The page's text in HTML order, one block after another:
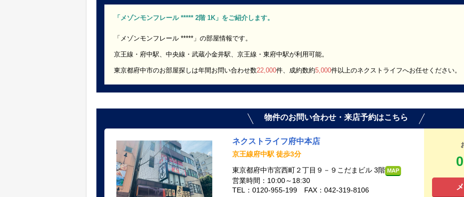
「メゾンモンフレール ***** 2階 1K」をご紹介します。
「メゾンモンフレール *****」の部屋情報です。
京王線・府中駅、中央線・武蔵小金井駅、京王線・東府中駅が利用可能。
東京都府中市のお部屋探しは年間お問い合わせ数22,000件、成約数約5,000件以上のネクストライフへお任せください。
物件のお問い合わせ・来店予約はこちら
ネクストライフ府中本店
京王線府中駅 徒歩3分
東京都府中市宮西町２丁目９－９こだまビル 3階 MAP
営業時間：10:00～18:30
TEL：0120-955-199 FAX：042-319-8106